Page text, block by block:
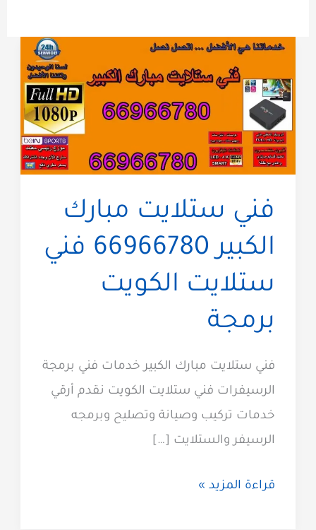
فني ستلايت مبارك
الكبير 66966780 فني
ستلايت الكويت
برمجة
فني ستلايت مبارك الكبير خدمات فني برمجة
الرسيفرات فني ستلايت الكويت نقدم أرقي
خدمات تركيب وصيانة وتصليح وبرمجه
الرسيفر والستلايت […]
فني
قراءة المزيد »